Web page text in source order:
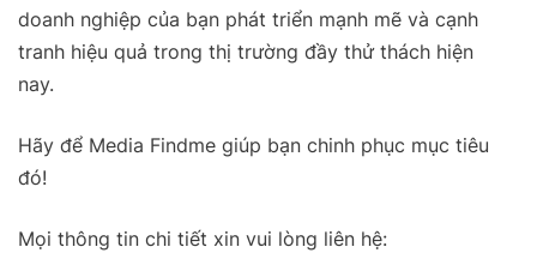
doanh nghiệp của bạn phát triển mạnh mẽ và cạnh
tranh hiệu quả trong thị trường đầy thử thách hiện
nay.
Hãy để Media Findme giúp bạn chinh phục mục tiêu
đó!
Mọi thông tin chi tiết xin vui lòng liên hệ: